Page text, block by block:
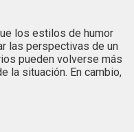
los estilos de humor
las perspectivas de un
pueden volverse más
la situación. En cambio,